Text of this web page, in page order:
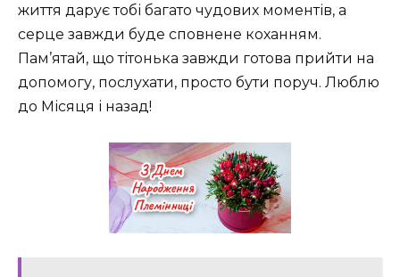
життя дарує тобі багато чудових моментів, а
серце завжди буде сповнене коханням.
Пам’ятай, що тітонька завжди готова прийти на
допомогу, послухати, просто бути поруч. Люблю
до Місяця і назад!